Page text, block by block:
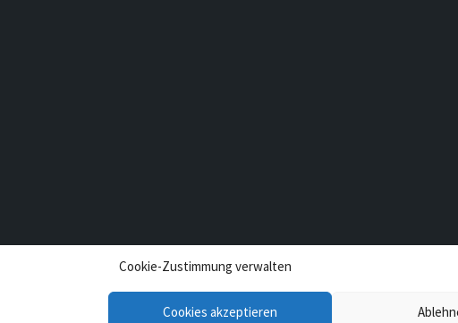
Cookie-Zustimmung verwalten
Cookies akzeptieren